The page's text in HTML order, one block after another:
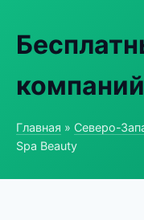
компаний
Главная » Северо-
Spa Beauty